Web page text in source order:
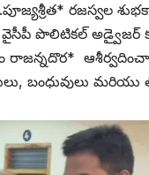
రజస్వల
పొలిటికల్ అడ్వైజర్
మరియు